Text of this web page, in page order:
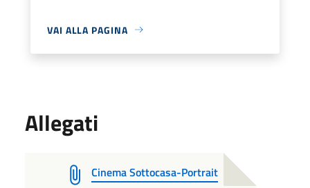
VAI ALLA PAGINA
Allegati
Cinema Sottocasa-Portrait